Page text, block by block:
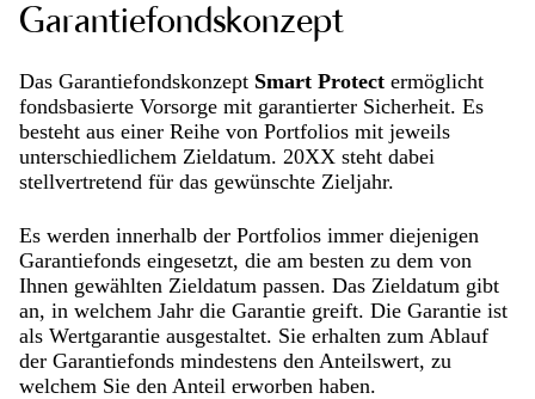
Garantiefondskonzept
Das Garantiefondskonzept Smart Protect ermöglicht
fondsbasierte Vorsorge mit garantierter Sicherheit. Es
besteht aus einer Reihe von Portfolios mit jeweils
unterschiedlichem Zieldatum. 20XX steht dabei
stellvertretend für das gewünschte Zieljahr.
Es werden innerhalb der Portfolios immer diejenigen
Garantiefonds eingesetzt, die am besten zu dem von
Ihnen gewählten Zieldatum passen. Das Zieldatum gibt
an, in welchem Jahr die Garantie greift. Die Garantie ist
als Wertgarantie ausgestaltet. Sie erhalten zum Ablauf
der Garantiefonds mindestens den Anteilswert, zu
welchem Sie den Anteil erworben haben.